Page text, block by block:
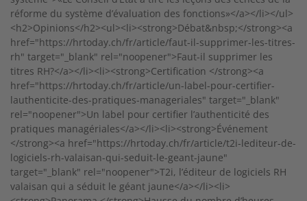
réforme du système d’évaluation des fonctions»</a></li></ul>
<h2>Opinions</h2><ul><li><strong>Débat&nbsp;</strong><a
href="https://hrtoday.ch/fr/article/faut-il-supprimer-les-titres-
rh" target="_blank" rel="noopener">Faut-il supprimer les
titres RH?</a></li><li><strong>Certification </strong><a
href="https://hrtoday.ch/fr/article/un-label-pour-certifier-
lauthenticite-des-pratiques-manageriales" target="_blank"
rel="noopener">Un label pour certifier l’authenticité des
pratiques managériales</a></li><li><strong>Événement
</strong><a href="https://hrtoday.ch/fr/article/t2i-lediteur-de-
logiciels-rh-valaisan-qui-seduit-le-geant-jaune"
target="_blank" rel="noopener">T2i, l’éditeur de logiciels RH
valaisan qui a séduit le géant jaune</a></li><li>